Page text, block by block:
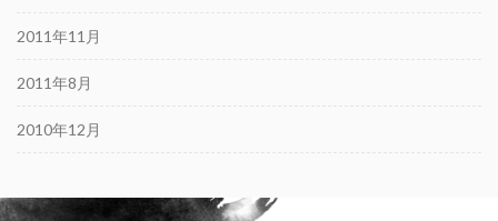
2011年11月
2011年8月
2010年12月